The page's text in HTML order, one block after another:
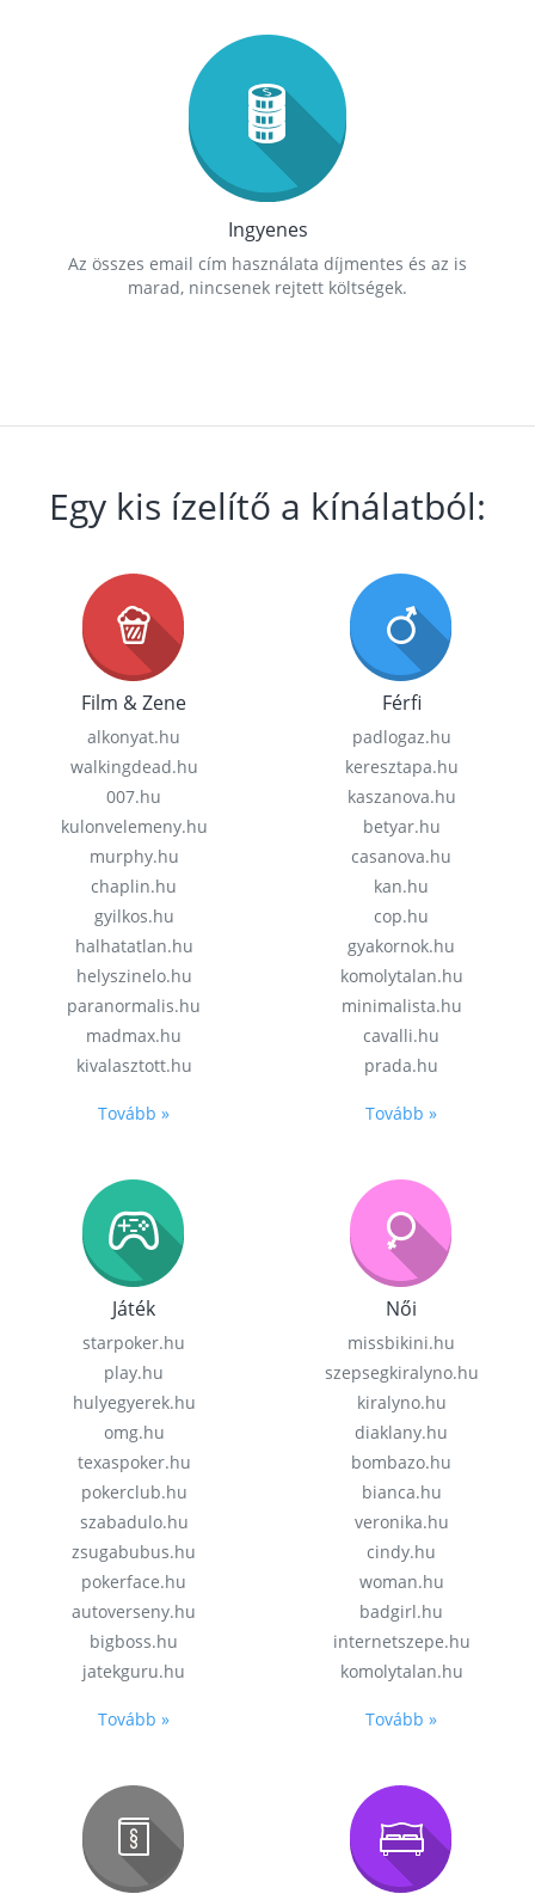
Ingyenes
Az összes email cím használata díjmentes és az is
marad, nincsenek rejtett költségek.
Egy kis ízelítő a kínálatból:
Film & Zene
alkonyat.hu
walkingdead.hu
007.hu
kulonvelemeny.hu
murphy.hu
chaplin.hu
gyilkos.hu
halhatatlan.hu
helyszinelo.hu
paranormalis.hu
madmax.hu
kivalasztott.hu
Tovább »
Férfi
padlogaz.hu
keresztapa.hu
kaszanova.hu
betyar.hu
casanova.hu
kan.hu
cop.hu
gyakornok.hu
komolytalan.hu
minimalista.hu
cavalli.hu
prada.hu
Tovább »
Játék
starpoker.hu
play.hu
hulyegyerek.hu
omg.hu
texaspoker.hu
pokerclub.hu
szabadulo.hu
zsugabubus.hu
pokerface.hu
autoverseny.hu
bigboss.hu
jatekguru.hu
Tovább »
Női
missbikini.hu
szepsegkiralyno.hu
kiralyno.hu
diaklany.hu
bombazo.hu
bianca.hu
veronika.hu
cindy.hu
woman.hu
badgirl.hu
internetszepe.hu
komolytalan.hu
Tovább »